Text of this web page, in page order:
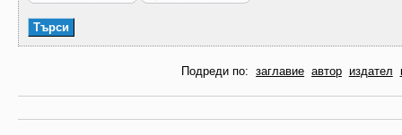
Подреди по: заглавие автор издател